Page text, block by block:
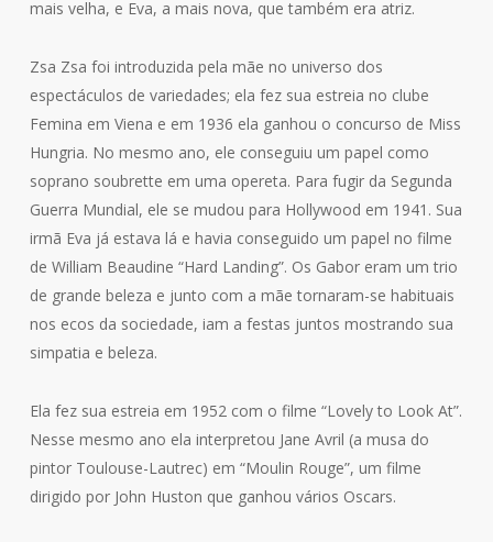
mais velha, e Eva, a mais nova, que também era atriz.
Zsa Zsa foi introduzida pela mãe no universo dos
espectáculos de variedades; ela fez sua estreia no clube
Femina em Viena e em 1936 ela ganhou o concurso de Miss
Hungria. No mesmo ano, ele conseguiu um papel como
soprano soubrette em uma opereta. Para fugir da Segunda
Guerra Mundial, ele se mudou para Hollywood em 1941. Sua
irmã Eva já estava lá e havia conseguido um papel no filme
de William Beaudine “Hard Landing”. Os Gabor eram um trio
de grande beleza e junto com a mãe tornaram-se habituais
nos ecos da sociedade, iam a festas juntos mostrando sua
simpatia e beleza.
Ela fez sua estreia em 1952 com o filme “Lovely to Look At”.
Nesse mesmo ano ela interpretou Jane Avril (a musa do
pintor Toulouse-Lautrec) em “Moulin Rouge”, um filme
dirigido por John Huston que ganhou vários Oscars.